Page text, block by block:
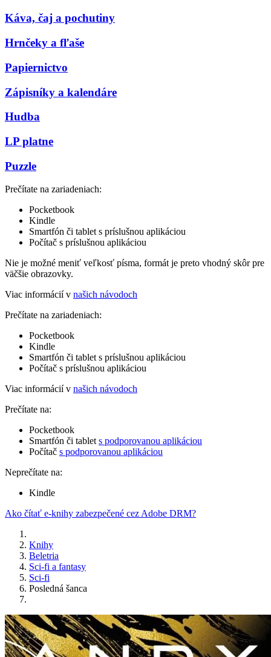
Káva, čaj a pochutiny
Hrnčeky a fľaše
Papiernictvo
Zápisníky a kalendáre
Hudba
LP platne
Puzzle
Prečítate na zariadeniach:
Pocketbook
Kindle
Smartfón či tablet s príslušnou aplikáciou
Počítač s príslušnou aplikáciou
Nie je možné meniť veľkosť písma, formát je preto vhodný skôr pre
väčšie obrazovky.
Viac informácií v našich návodoch
Prečítate na zariadeniach:
Pocketbook
Kindle
Smartfón či tablet s príslušnou aplikáciou
Počítač s príslušnou aplikáciou
Viac informácií v našich návodoch
Prečítate na:
Pocketbook
Smartfón či tablet s podporovanou aplikáciou
Počítač s podporovanou aplikáciou
Neprečítate na:
Kindle
Ako čítať e-knihy zabezpečené cez Adobe DRM?
Knihy
Beletria
Sci-fi a fantasy
Sci-fi
Posledná šanca